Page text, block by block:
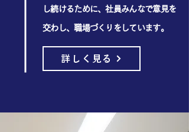
し続けるために、社員みんなで意見を
交わし、職場づくりをしています。
詳しく見る